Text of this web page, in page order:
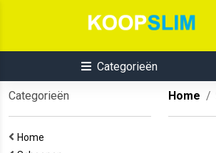
Categorieën
Categorieën
Home
Home